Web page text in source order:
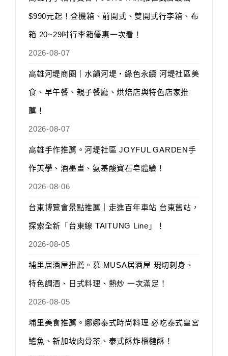
$990元起！登機箱、前開式、雙開式行李箱、布
箱 20~29吋行李箱優惠一次看！
2026-08-07
高雄河堤商圈｜水韻河堤‧綠色永續 河堤社區美
食、早午餐、親子餐廳、烘焙店與特色店家推
薦！
2026-08-07
高雄手作推薦。河堤社區 JOYFUL GARDEN手
作美學、酒墨畫、氨基酸寶石皂體驗！
2026-08-06
台東博覽會景點推薦｜走進百年車站 台東舊站，
探索全新「台東線 TAITUNG Line」！
2026-08-05
埔里居酒屋推薦。慕 MUSA居酒屋 現切刺身、
特色調酒、日式料理、熱炒 一次滿足！
2026-08-05
埔里美食推薦。娜娜泰式時尚料理 必吃泰式皇宮
鱸魚、新加坡肉骨茶、泰式酥炸榴槤酥！